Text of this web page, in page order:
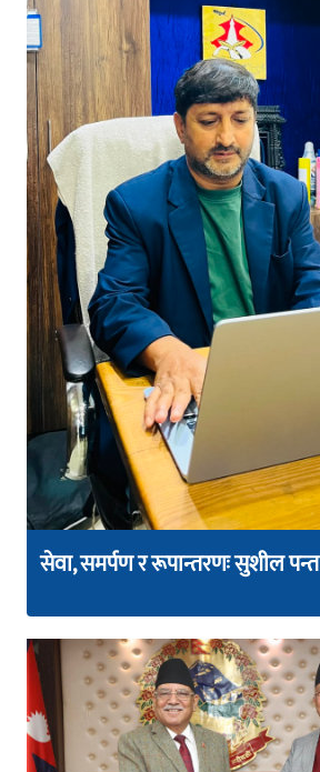
सेवा, समर्पण र रूपान्तरणः सुशील पन्त